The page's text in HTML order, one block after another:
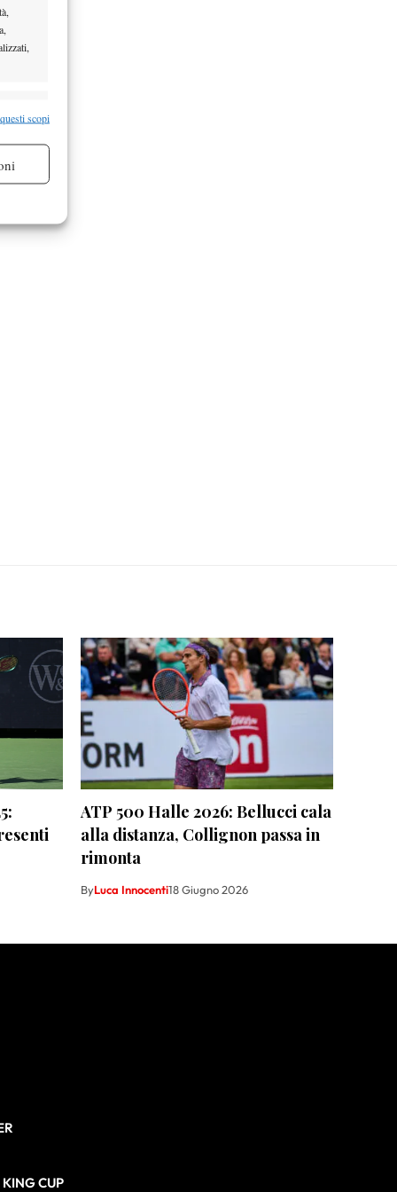
attivo
scopi
ATP 500 Halle 2026: Bellucci cala
alla distanza, Collignon passa in
rimonta
ByLuca Innocenti18 Giugno 2026
CUP